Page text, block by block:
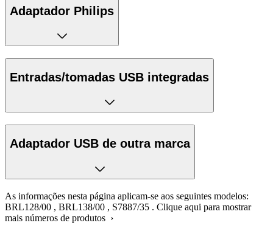
Adaptador Philips
Entradas/tomadas USB integradas
Adaptador USB de outra marca
As informações nesta página aplicam-se aos seguintes modelos:
BRL128/00 , BRL138/00 , S7887/35 . Clique aqui para mostrar
mais números de produtos ›